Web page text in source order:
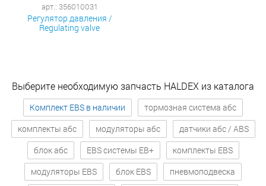
арт.: 356010031
Регулятор давления /
Regulating valve
Выберите необходимую запчасть HALDEX из каталога
Комплект EBS в наличии
тормозная система абс
комплекты абс
модуляторы абс
датчики абс / ABS
блок абс
EBS системы EB+
комплекты EBS
модуляторы EBS
блок EBS
пневмоподвеска